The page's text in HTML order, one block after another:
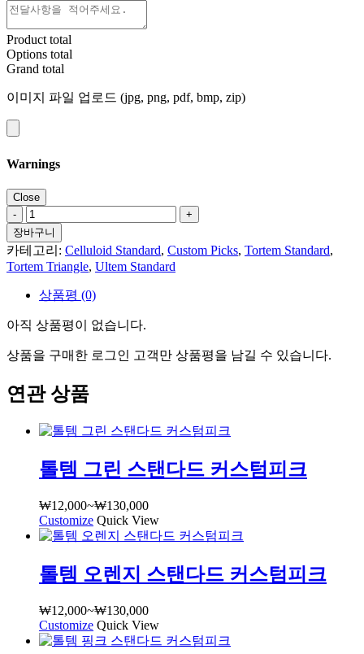
Product total
Options total
Grand total
이미지 파일 업로드 (jpg, png, pdf, bmp, zip)
Warnings
[무
료]
피
크
선
운
로
드
수
량
장바구니
카테고리: Celluloid Standard, Custom Picks, Tortem Standard,
Tortem Triangle, Ultem Standard
상품평 (0)
아직 상품평이 없습니다.
상품을 구매한 로그인 고객만 상품평을 남길 수 있습니다.
연관 상품
톨템 그린 스탠다드 커스텀피크
₩12,000~₩130,000가
격
범
₩12,000~₩130,000
Customize 여
러
품
옵
션
이
이
Quick View
톨템 오렌지 스탠다드 커스텀피크
₩12,000~₩130,000가
격
범
Customize 여
러
Quick View